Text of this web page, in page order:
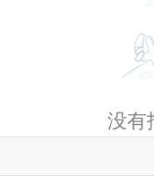
没有